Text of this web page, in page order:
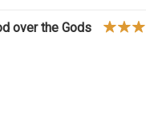
over the Gods